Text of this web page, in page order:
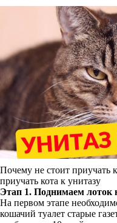
Почему не стоит приучать
приучать кота к унитазу
Этап 1. Поднимаем лоток
На первом этапе
кошачий туалет старые